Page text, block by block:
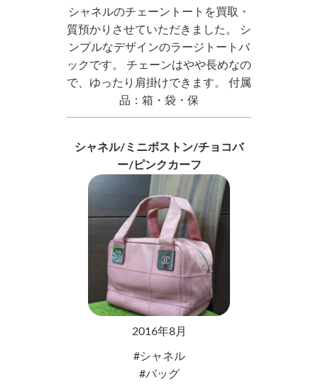
シャネルのチェーントートを買取・
質預かりさせていただきました。 シ
ンプルなデザインのラージトートバ
ックです。 チェーンはやや長めなの
で、ゆったり肩掛けできます。 付属
品：箱・袋・保
シャネル/ミニボストン/チョコバ
ー/ピンクカーフ
2016年8月
シャネル
バッグ